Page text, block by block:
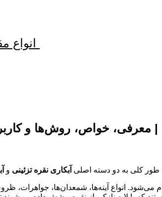
| معرفی، خواص، روش‌ها و
طور کلی به دو دسته اصلی آبکاری نقره تزئینی و
می‌شود. انواع آینه‌ها، شمعدان‌ها، جواهرات،